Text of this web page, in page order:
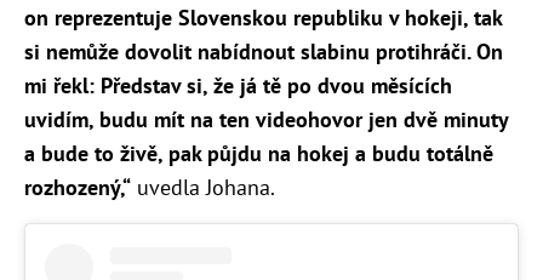
on reprezentuje Slovenskou republiku v hokeji, tak
si nemůže dovolit nabídnout slabinu protihráči. On
mi řekl: Představ si, že já tě po dvou měsících
uvidím, budu mít na ten videohovor jen dvě minuty
a bude to živě, pak půjdu na hokej a budu totálně
rozhozený,“ uvedla Johana.